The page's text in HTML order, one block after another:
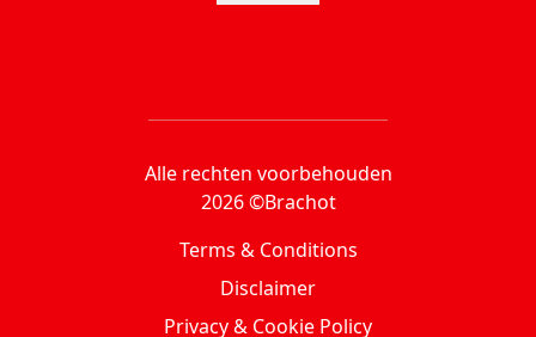
Alle rechten voorbehouden
2026 ©Brachot
Terms & Conditions
Disclaimer
Privacy & Cookie Policy